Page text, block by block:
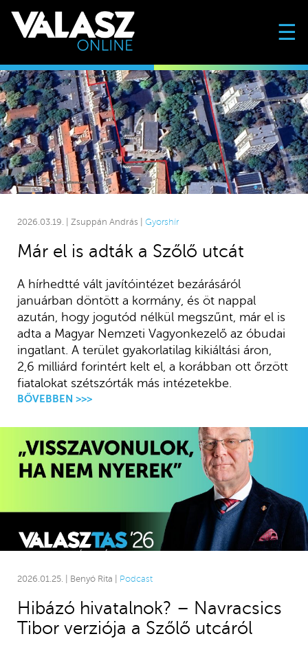
☰
2026.03.19. | Zsuppán András | Gyorshír
Már el is adták a Szőlő utcát
A hírhedtté vált javítóintézet bezárásáról
januárban döntött a kormány, és öt nappal
azután, hogy jogutód nélkül megszűnt, már el is
adta a Magyar Nemzeti Vagyonkezelő az óbudai
ingatlant. A terület gyakorlatilag kikiáltási áron,
2,6 milliárd forintért kelt el, a korábban ott őrzött
fiatalokat szétszórták más intézetekbe.
BŐVEBBEN >>>
2026.01.25. | Benyó Rita | Podcast
Hibázó hivatalnok? – Navracsics
Tibor verziója a Szőlő utcáról